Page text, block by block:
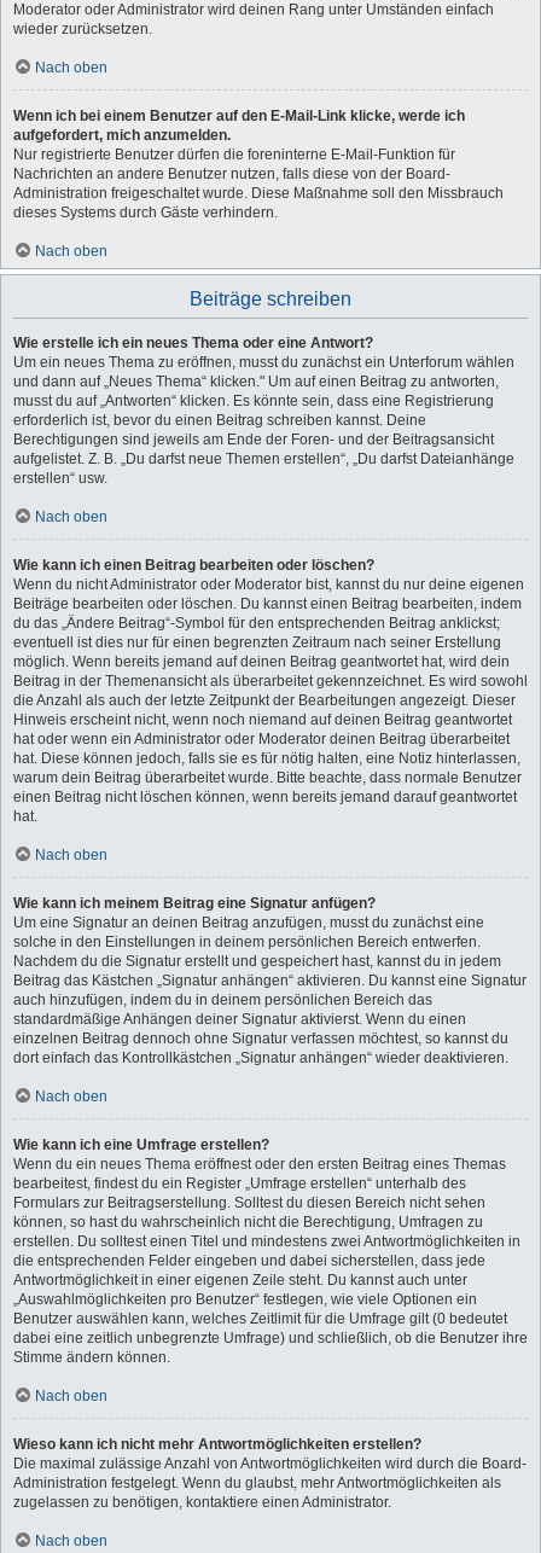
Moderator oder Administrator wird deinen Rang unter Umständen einfach
wieder zurücksetzen.
Nach oben
Wenn ich bei einem Benutzer auf den E-Mail-Link klicke, werde ich
aufgefordert, mich anzumelden.
Nur registrierte Benutzer dürfen die foreninterne E-Mail-Funktion für
Nachrichten an andere Benutzer nutzen, falls diese von der Board-
Administration freigeschaltet wurde. Diese Maßnahme soll den Missbrauch
dieses Systems durch Gäste verhindern.
Nach oben
Beiträge schreiben
Wie erstelle ich ein neues Thema oder eine Antwort?
Um ein neues Thema zu eröffnen, musst du zunächst ein Unterforum wählen
und dann auf „Neues Thema“ klicken." Um auf einen Beitrag zu antworten,
musst du auf „Antworten“ klicken. Es könnte sein, dass eine Registrierung
erforderlich ist, bevor du einen Beitrag schreiben kannst. Deine
Berechtigungen sind jeweils am Ende der Foren- und der Beitragsansicht
aufgelistet. Z. B. „Du darfst neue Themen erstellen“, „Du darfst Dateianhänge
erstellen“ usw.
Nach oben
Wie kann ich einen Beitrag bearbeiten oder löschen?
Wenn du nicht Administrator oder Moderator bist, kannst du nur deine eigenen
Beiträge bearbeiten oder löschen. Du kannst einen Beitrag bearbeiten, indem
du das „Ändere Beitrag“-Symbol für den entsprechenden Beitrag anklickst;
eventuell ist dies nur für einen begrenzten Zeitraum nach seiner Erstellung
möglich. Wenn bereits jemand auf deinen Beitrag geantwortet hat, wird dein
Beitrag in der Themenansicht als überarbeitet gekennzeichnet. Es wird sowohl
die Anzahl als auch der letzte Zeitpunkt der Bearbeitungen angezeigt. Dieser
Hinweis erscheint nicht, wenn noch niemand auf deinen Beitrag geantwortet
hat oder wenn ein Administrator oder Moderator deinen Beitrag überarbeitet
hat. Diese können jedoch, falls sie es für nötig halten, eine Notiz hinterlassen,
warum dein Beitrag überarbeitet wurde. Bitte beachte, dass normale Benutzer
einen Beitrag nicht löschen können, wenn bereits jemand darauf geantwortet
hat.
Nach oben
Wie kann ich meinem Beitrag eine Signatur anfügen?
Um eine Signatur an deinen Beitrag anzufügen, musst du zunächst eine
solche in den Einstellungen in deinem persönlichen Bereich entwerfen.
Nachdem du die Signatur erstellt und gespeichert hast, kannst du in jedem
Beitrag das Kästchen „Signatur anhängen“ aktivieren. Du kannst eine Signatur
auch hinzufügen, indem du in deinem persönlichen Bereich das
standardmäßige Anhängen deiner Signatur aktivierst. Wenn du einen
einzelnen Beitrag dennoch ohne Signatur verfassen möchtest, so kannst du
dort einfach das Kontrollkästchen „Signatur anhängen“ wieder deaktivieren.
Nach oben
Wie kann ich eine Umfrage erstellen?
Wenn du ein neues Thema eröffnest oder den ersten Beitrag eines Themas
bearbeitest, findest du ein Register „Umfrage erstellen“ unterhalb des
Formulars zur Beitragserstellung. Solltest du diesen Bereich nicht sehen
können, so hast du wahrscheinlich nicht die Berechtigung, Umfragen zu
erstellen. Du solltest einen Titel und mindestens zwei Antwortmöglichkeiten in
die entsprechenden Felder eingeben und dabei sicherstellen, dass jede
Antwortmöglichkeit in einer eigenen Zeile steht. Du kannst auch unter
„Auswahlmöglichkeiten pro Benutzer“ festlegen, wie viele Optionen ein
Benutzer auswählen kann, welches Zeitlimit für die Umfrage gilt (0 bedeutet
dabei eine zeitlich unbegrenzte Umfrage) und schließlich, ob die Benutzer ihre
Stimme ändern können.
Nach oben
Wieso kann ich nicht mehr Antwortmöglichkeiten erstellen?
Die maximal zulässige Anzahl von Antwortmöglichkeiten wird durch die Board-
Administration festgelegt. Wenn du glaubst, mehr Antwortmöglichkeiten als
zugelassen zu benötigen, kontaktiere einen Administrator.
Nach oben